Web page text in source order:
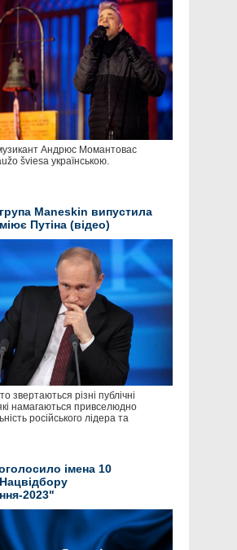
Андрюс Момантовас
šviesa українською.
група Maneskin випустила
Путіна (відео)
звертаються різні публічні
намагаються привселюдно
російського лідера та
імена 10
Нацвідбору
2023"